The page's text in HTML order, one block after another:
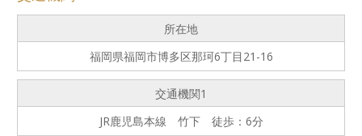
所在地
福岡県福岡市博多区那珂6丁目21-16
交通機関1
JR鹿児島本線 竹下 徒歩：6分